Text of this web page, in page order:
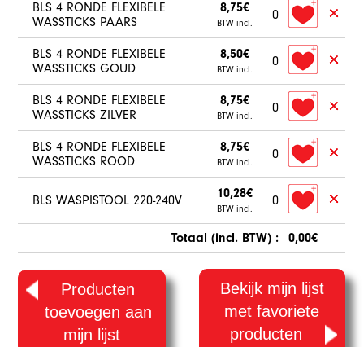
BLS 4 RONDE FLEXIBELE
WASSTICKS PAARS
8,75€
BTW incl.
0
BLS 4 RONDE FLEXIBELE
WASSTICKS GOUD
8,50€
BTW incl.
0
BLS 4 RONDE FLEXIBELE
WASSTICKS ZILVER
8,75€
BTW incl.
0
BLS 4 RONDE FLEXIBELE
WASSTICKS ROOD
8,75€
BTW incl.
0
BLS WASPISTOOL 220-240V 10,28€
BTW incl.
0
Totaal (incl. BTW) : 0,00€
Producten
toevoegen aan
mijn lijst
Bekijk mijn lijst
met favoriete
producten